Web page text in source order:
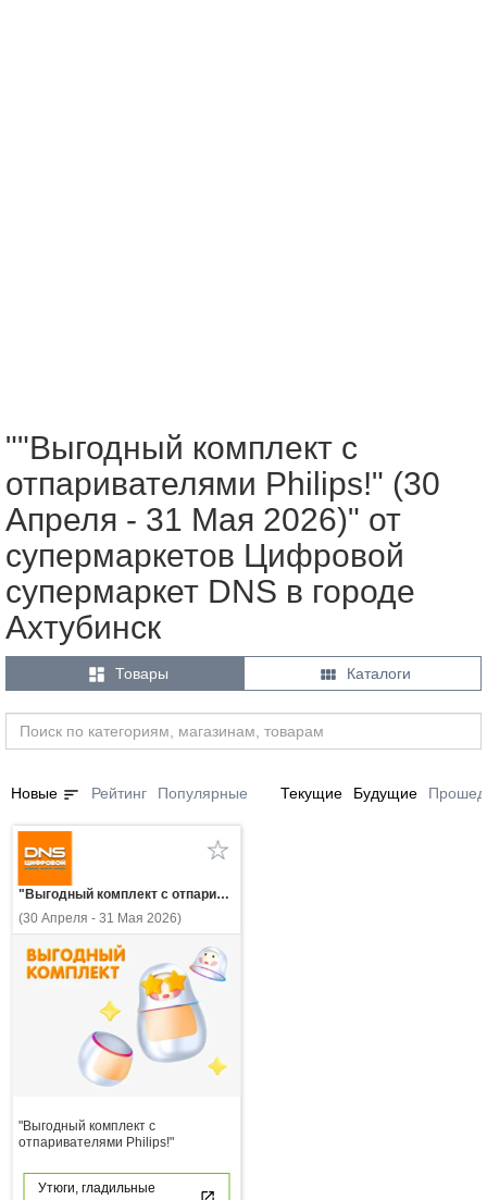
""Выгодный комплект с
отпаривателями Philips!" (30
Апреля - 31 Мая 2026)" от
супермаркетов Цифровой
супермаркет DNS в городе
Ахтубинск
 Товары  Каталоги
Новые sort Рейтинг Популярные Текущие Будущие
"Выгодный комплект с отпаривателями Philips!"
(30 Апреля - 31 Мая 2026)
"Выгодный комплект с
отпаривателями Philips!"
Утюги, гладильные